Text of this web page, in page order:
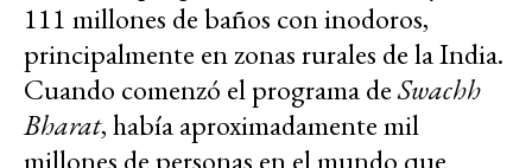
111 millones de baños con inodoros,
principalmente en zonas rurales de la India.
Cuando comenzó el programa deSwachh
Bharat, había aproximadamente mil
millones de personas en el mundo que